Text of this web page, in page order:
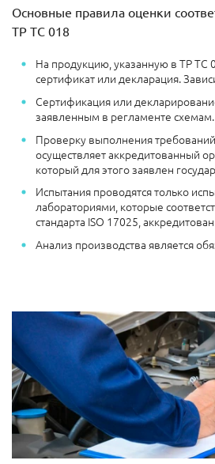
Основные правила оценки
ТР ТС 018
На продукцию, указанную в ТР ТС
сертификат или декларация.
Сертификация или
заявленным в регламенте схемам.
Проверку выполнения
осуществляет аккредитованный
который для этого заявлен
Испытания проводятся только
лабораториями, которые
стандарта ISO 17025,
Анализ производства является